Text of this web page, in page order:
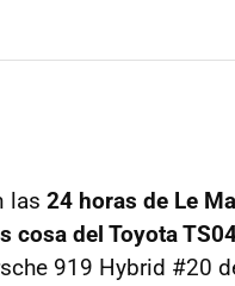
las 24 horas de Le
cosa del Toyota
919 Hybrid #20